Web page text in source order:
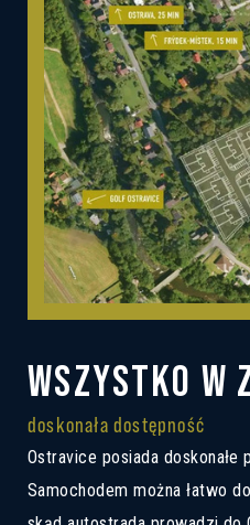
WSZYSTKO W
doskonała dostępność
Ostravice posiada doskonałe
Samochodem można łatwo